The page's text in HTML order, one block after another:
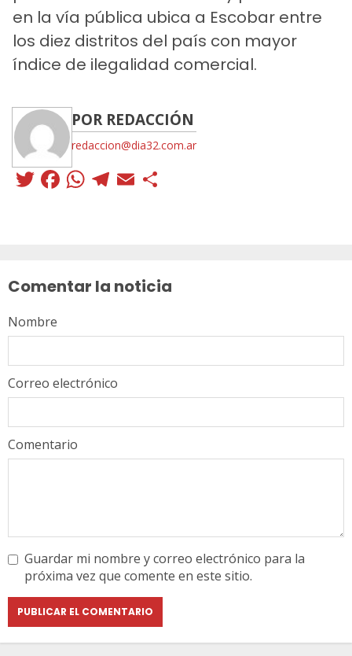
en la vía pública ubica a Escobar entre
los diez distritos del país con mayor
índice de ilegalidad comercial.
POR REDACCIÓN
redaccion@dia32.com.ar
Twitter
Facebook
WhatsApp
Telegram
Email
Comentar la noticia
Comentario
Nombre
Correo electrónico
Guardar mi nombre y correo electrónico para la
próxima vez que comente en este sitio.